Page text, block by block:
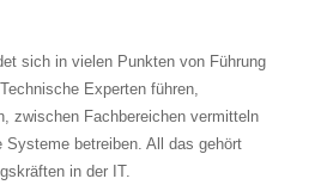
sich in vielen Punkten von Führung
Experten führen,
zwischen Fachbereichen vermitteln
betreiben. All das gehört
in der IT.